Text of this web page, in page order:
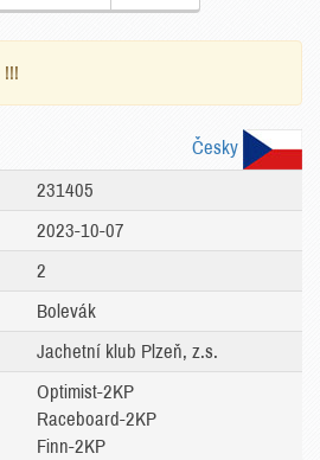
!!!
Česky
231405
2023-10-07
2
Bolevák
Jachetní klub Plzeň, z.s.
Optimist-2KP
Raceboard-2KP
Finn-2KP